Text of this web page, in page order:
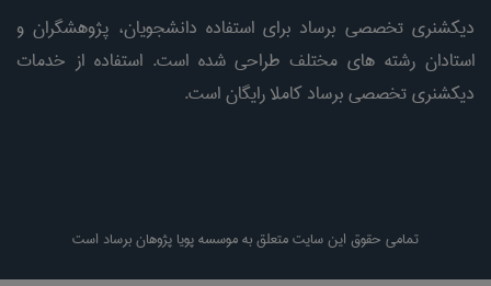
دیکشنری تخصصی برساد برای استفاده دانشجویان، پژوهشگران و
استادان رشته های مختلف طراحی شده است. استفاده از خدمات
دیکشنری تخصصی برساد کاملا رایگان است.
تمامی حقوق این سایت متعلق به موسسه پویا پژوهان برساد است